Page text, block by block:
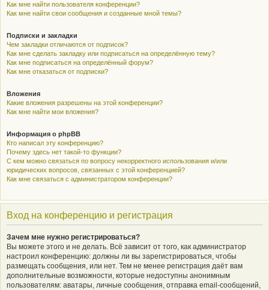
Как мне найти пользователя конференции?
Как мне найти свои сообщения и созданные мной темы?
Подписки и закладки
Чем закладки отличаются от подписок?
Как мне сделать закладку или подписаться на определённую тему?
Как мне подписаться на определённый форум?
Как мне отказаться от подписки?
Вложения
Какие вложения разрешены на этой конференции?
Как мне найти мои вложения?
Информация о phpBB
Кто написал эту конференцию?
Почему здесь нет такой-то функции?
С кем можно связаться по вопросу некорректного использования и/или
юридических вопросов, связанных с этой конференцией?
Как мне связаться с администратором конференции?
Вход на конференцию и регистрация
Зачем мне нужно регистрироваться?
Вы можете этого и не делать. Всё зависит от того, как администратор
настроил конференцию: должны ли вы зарегистрироваться, чтобы
размещать сообщения, или нет. Тем не менее регистрация даёт вам
дополнительные возможности, которые недоступны анонимным
пользователям: аватары, личные сообщения, отправка email-сообщений,